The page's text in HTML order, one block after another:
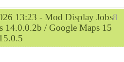
8
13:23 - Mod Display Jobs
14.0.0.2b / Google Maps 15